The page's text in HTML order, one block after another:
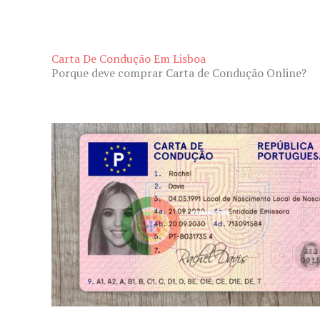
Carta De Condução Em Lisboa
Porque deve comprar Carta de Condução Online?